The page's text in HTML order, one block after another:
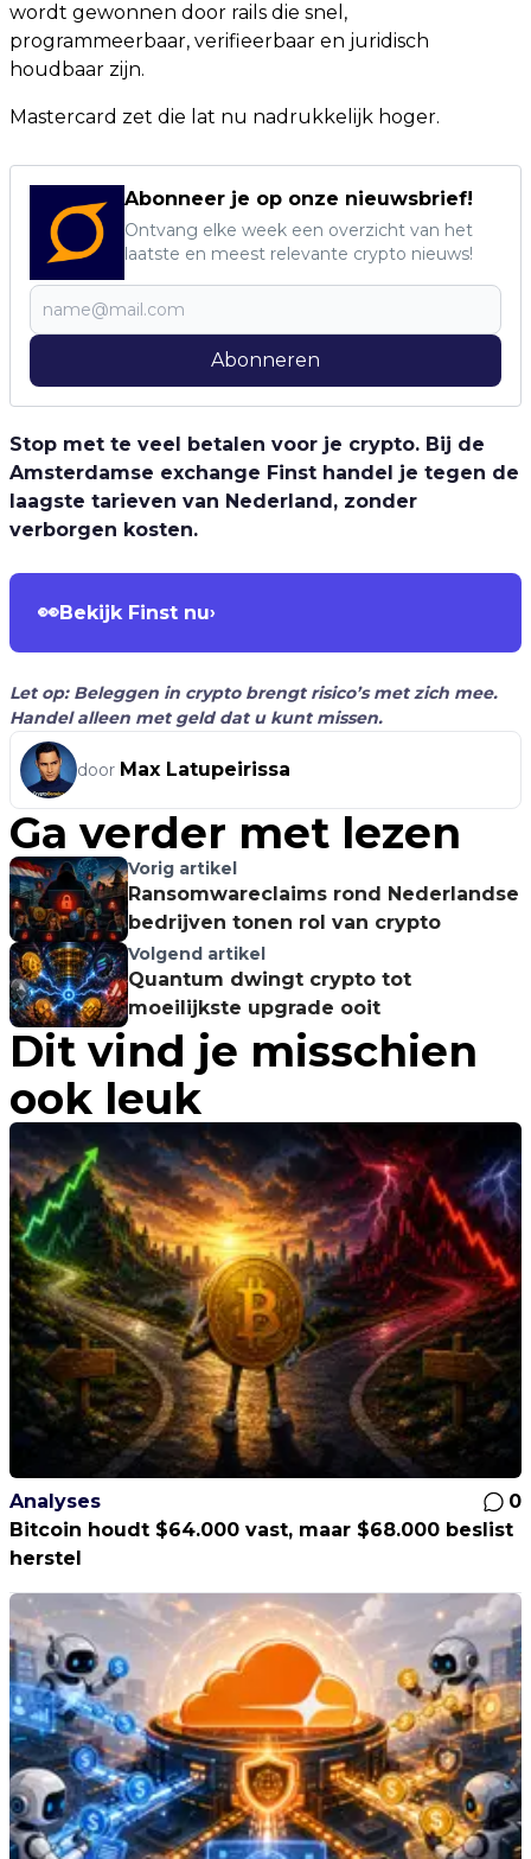
wordt gewonnen door rails die snel,
programmeerbaar, verifieerbaar en juridisch
houdbaar zijn.
Mastercard zet die lat nu nadrukkelijk hoger.
Abonneer je op onze nieuwsbrief!
Ontvang elke week een overzicht van het
laatste en meest relevante crypto nieuws!
Abonneren
Stop met te veel betalen voor je crypto. Bij de
Amsterdamse exchange Finst handel je tegen de
laagste tarieven van Nederland, zonder
verborgen kosten.
👀Bekijk Finst nu›
Let op: Beleggen in crypto brengt risico’s met zich mee.
Handel alleen met geld dat u kunt missen.
door Max Latupeirissa
Ga verder met lezen
Vorig artikel
Ransomwareclaims rond Nederlandse
bedrijven tonen rol van crypto
Volgend artikel
Quantum dwingt crypto tot
moeilijkste upgrade ooit
Dit vind je misschien
ook leuk
Analyses
0
Bitcoin houdt $64.000 vast, maar $68.000 beslist
herstel